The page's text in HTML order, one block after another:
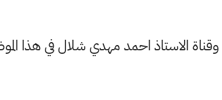
وقناة الاستاذ احمد مهدي شلال في